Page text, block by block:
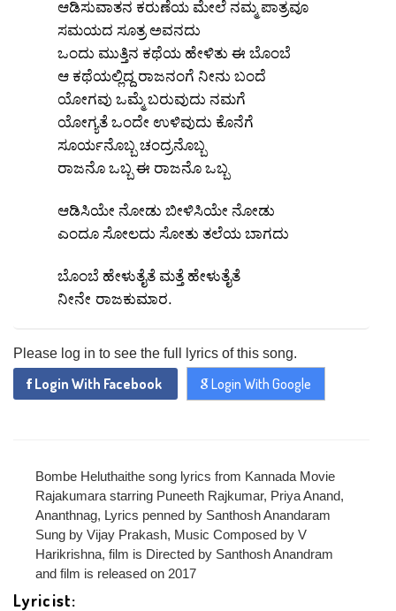
ಆಡಿಸುವಾತನ ಕರುಣೆಯ ಮೇಲೆ ನಮ್ಮ ಪಾತ್ರವೂ
ಸಮಯದ ಸೂತ್ರ ಅವನದು
ಒಂದು ಮುತ್ತಿನ ಕಥೆಯ ಹೇಳಿತು ಈ ಬೊಂಬೆ
ಆ ಕಥೆಯಲ್ಲಿದ್ದ ರಾಜನಂಗೆ ನೀನು ಬಂದೆ
ಯೋಗವು ಒಮ್ಮೆ ಬರುವುದು ನಮಗೆ
ಯೋಗ್ಯತೆ ಒಂದೇ ಉಳಿವುದು ಕೊನೆಗೆ
ಸೂರ್ಯನೊಬ್ಬ ಚಂದ್ರನೊಬ್ಬ
ರಾಜನೊ ಒಬ್ಬ ಈ ರಾಜನೊ ಒಬ್ಬ
ಆಡಿಸಿಯೇ ನೋಡು ಬೀಳಿಸಿಯೇ ನೋಡು
ಎಂದೂ ಸೋಲದು ಸೋತು ತಲೆಯ ಬಾಗದು
ಬೊಂಬೆ ಹೇಳುತೈತೆ ಮತ್ತೆ ಹೇಳುತೈತೆ
ನೀನೇ ರಾಜಕುಮಾರ.
Please log in to see the full lyrics of this song.
Login With Facebook Login With Google
Bombe Heluthaithe song lyrics from Kannada Movie
Rajakumara starring Puneeth Rajkumar, Priya Anand,
Ananthnag, Lyrics penned by Santhosh Anandaram
Sung by Vijay Prakash, Music Composed by V
Harikrishna, film is Directed by Santhosh Anandram
and film is released on 2017
Lyricist:
x
ADD COMMENT
SUBMIT
LOGIN
Login With Facebook
Login With Google
REGISTER
Login With Facebook
FORGET
PASSWORD
CHANGE
PASSWORD
PROFILE
MANAGEMENT